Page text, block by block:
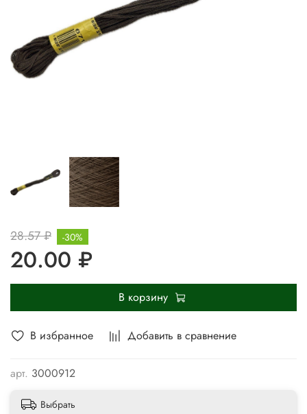
В избранное Добавить в сравнение
арт. 3000912
28.57 ₽
20.00 ₽
-30%
В корзину
Выбрать